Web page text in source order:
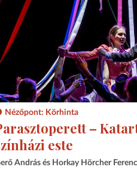
Nézőpont: Körhinta
–
este
András és Horkay Hörcher